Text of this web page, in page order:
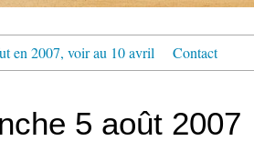
en 2007, voir au 10 avril Contact
5 août 2007